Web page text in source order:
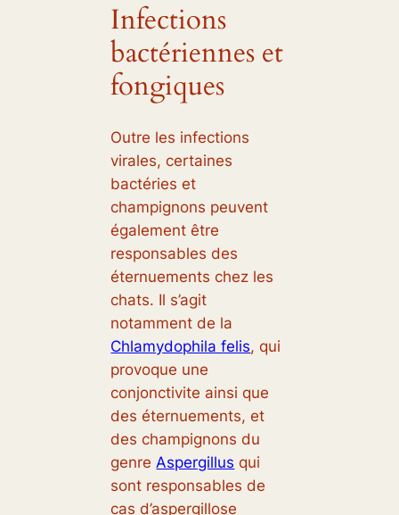
Infections
bactériennes et
fongiques
Outre les infections
virales, certaines
bactéries et
champignons peuvent
également être
responsables des
éternuements chez les
chats. Il s’agit
notamment de la
Chlamydophila felis, qui
provoque une
conjonctivite ainsi que
des éternuements, et
des champignons du
genreAspergillus qui
sont responsables de
cas d’aspergillose